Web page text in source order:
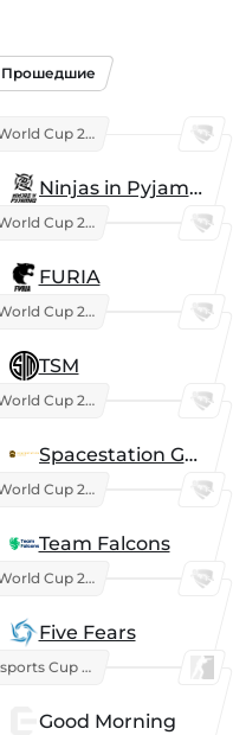
Прошедшие
Esports World Cup 2026
Ninjas in Pyjamas
Esports World Cup 2026
FURIA
Esports World Cup 2026
TSM
Esports World Cup 2026
Spacestation Gaming
Esports World Cup 2026
Team Falcons
Esports World Cup 2026
Five Fears
Xin Xin Esports Cup 2025
Good Morning